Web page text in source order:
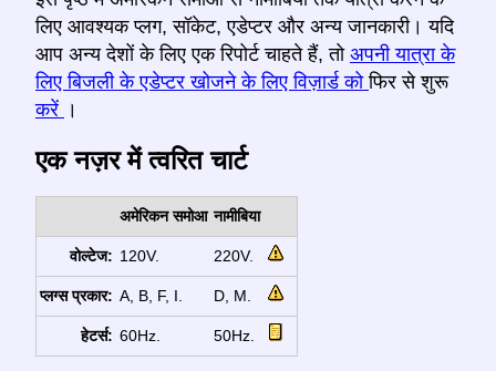
लिए आवश्यक प्लग, सॉकेट, एडेप्टर और अन्य जानकारी। यदि
आप अन्य देशों के लिए एक रिपोर्ट चाहते हैं, तो अपनी यात्रा के
लिए बिजली के एडेप्टर खोजने के लिए विज़ार्ड कोफिर से शुरू
करें ।
एक नज़र में त्वरित चार्ट
अमेरिकन समोआ नामीबिया
वोल्टेज: 120V. 220V.
प्लग्स प्रकार: A, B, F, I. D, M.
हेटर्स: 60Hz. 50Hz.